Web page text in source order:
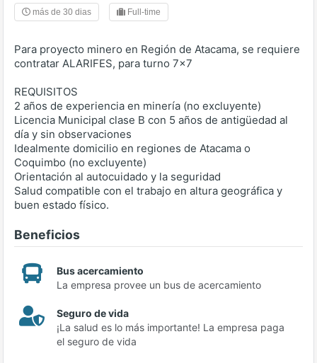
más de 30 dias Full-time
Para proyecto minero en Región de Atacama, se requiere
contratar ALARIFES, para turno 7x7
REQUISITOS
2 años de experiencia en minería (no excluyente)
Licencia Municipal clase B con 5 años de antigüedad al
día y sin observaciones
Idealmente domicilio en regiones de Atacama o
Coquimbo (no excluyente)
Orientación al autocuidado y la seguridad
Salud compatible con el trabajo en altura geográfica y
buen estado físico.
Beneficios
Bus acercamiento
La empresa provee un bus de acercamiento
Seguro de vida
¡La salud es lo más importante! La empresa paga
el seguro de vida